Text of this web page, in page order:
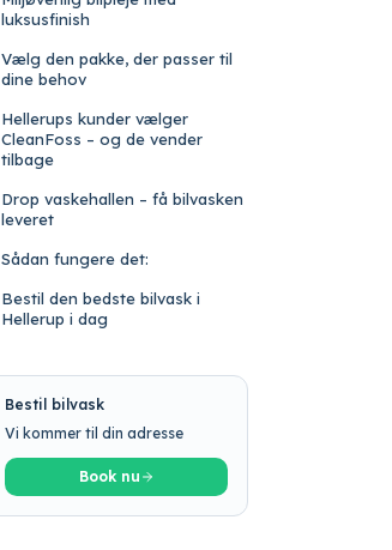
luksusfinish
Vælg den pakke, der passer til
dine behov
Hellerups kunder vælger
CleanFoss – og de vender
tilbage
Drop vaskehallen – få bilvasken
leveret
Sådan fungere det:
Bestil den bedste bilvask i
Hellerup i dag
Bestil bilvask
Vi kommer til din adresse
Book nu